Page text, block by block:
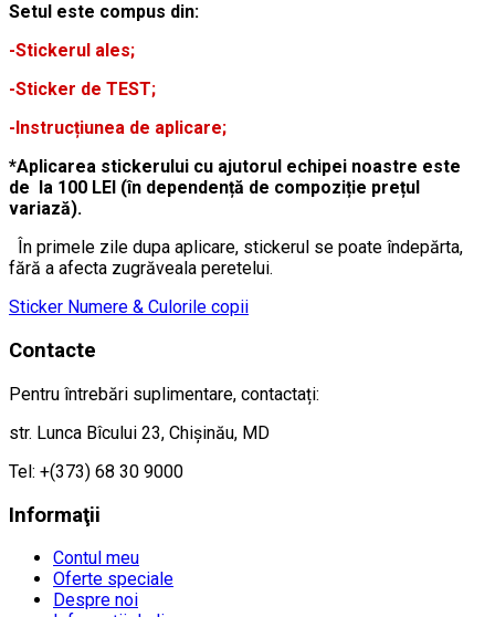
Setul este compus din:
-Stickerul ales;
-Sticker de TEST;
-Instrucțiunea de aplicare;
*Aplicarea stickerului cu ajutorul echipei noastre este
de la 100 LEI (în dependență de compoziție prețul
variază).
În primele zile dupa aplicare, stickerul se poate îndepărta,
fără a afecta zugrăveala peretelui.
Sticker Numere & Culorile copii
Contacte
Pentru întrebări suplimentare, contactați:
str. Lunca Bîcului 23, Chișinău, MD
Tel: +(373) 68 30 9000
Informaţii
Contul meu
Oferte speciale
Despre noi